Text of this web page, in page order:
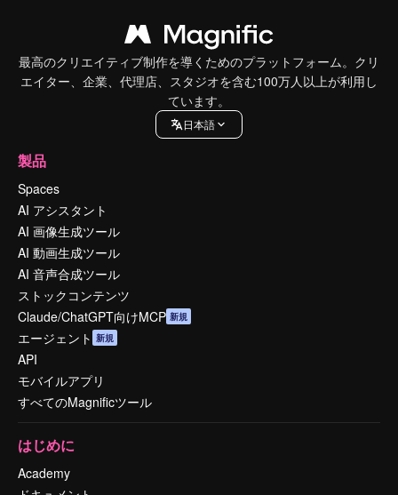
最高のクリエイティブ制作を導くためのプラットフォーム。クリ
エイター、企業、代理店、スタジオを含む100万人以上が利用し
ています。
日本語
製品
Spaces
AI アシスタント
AI 画像生成ツール
AI 動画生成ツール
AI 音声合成ツール
ストックコンテンツ
Claude/ChatGPT向けMCP 新規
エージェント 新規
API
モバイルアプリ
すべてのMagnificツール
はじめに
Academy